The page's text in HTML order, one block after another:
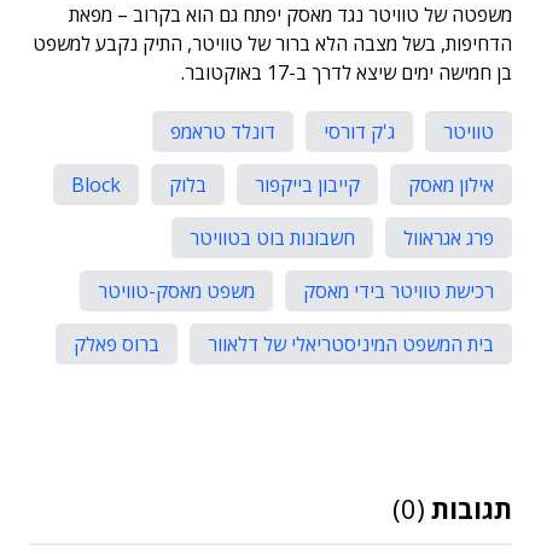
משפטה של טוויטר נגד מאסק יפתח גם הוא בקרוב – מפאת
הדחיפות, בשל מצבה הלא ברור של טוויטר, התיק נקבע למשפט
בן חמישה ימים שיצא לדרך ב-17 באוקטובר.
טוויטר ג'ק דורסי
דונלד טראמפ
אילון מאסק
קייבון בייקפור בלוק
Block
פרג אגראוול
חשבונות בוט בטוויטר
רכישת טוויטר בידי מאסק
משפט מאסק-טוויטר
בית המשפט המיניסטריאלי של דלאוור
ברוס פאלק
תגובות (0)